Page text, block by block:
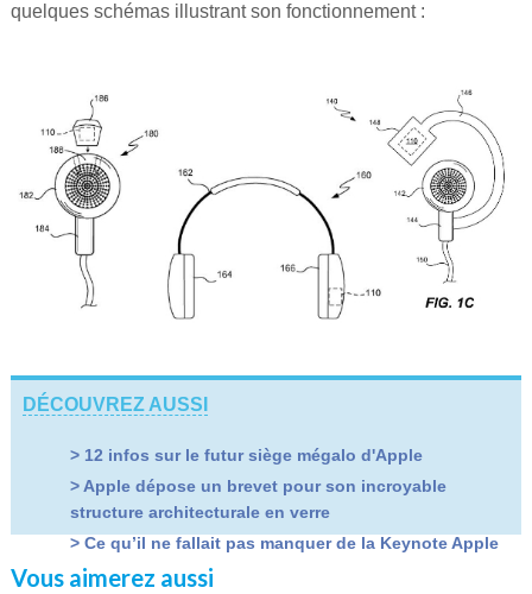
quelques schémas illustrant son fonctionnement :
DÉCOUVREZ AUSSI
> 12 infos sur le futur siège mégalo d'Apple
> Apple dépose un brevet pour son incroyable
structure architecturale en verre
> Ce qu’il ne fallait pas manquer de la Keynote Apple
Vous aimerez aussi